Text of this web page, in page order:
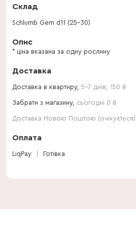
Склад
Schlumb Gem d11 (25-30)
Опис
* ціна вказана за одну рослину
Доставка
Доставка в квартиру, 5-7 днів 150 ₴
Забрати з магазину, сьогодні 0 ₴
Доставка Новою Поштою (очікується)
Оплата
LiqPay Готівка